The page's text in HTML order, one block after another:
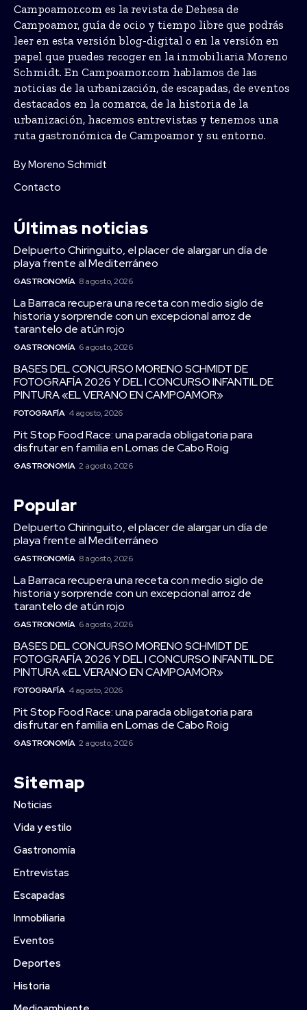
Campoamor.com es la revista de Dehesa de
Campoamor, guía de ocio y tiempo libre que podrás
leer en esta versión blog-digital o en la versión en
papel que puedes recoger en la inmobiliaria Moreno
Schmidt. En Campoamor.com hablamos de las
noticias de la urbanización, de escapadas, de eventos
destacados en la comarca, de la historia de la
urbanización, hacemos entrevistas y tenemos una
ruta gastronómica de Campoamor y su entorno.
By Moreno Schmidt
Contacto
Últimas noticias
Delpuerto Chiringuito, el placer de alargar un día de
playa frente al Mediterráneo
GASTRONOMÍA 8 agosto, 2026
La Barraca recupera una receta con medio siglo de
historia y sorprende con un excepcional arroz de
tarantelo de atún rojo
GASTRONOMÍA 6 agosto, 2026
BASES DEL CONCURSO MORENO SCHMIDT DE
FOTOGRAFÍA 2026 Y DEL I CONCURSO INFANTIL DE
PINTURA «EL VERANO EN CAMPOAMOR»
FOTOGRAFÍA 4 agosto, 2026
Pit Stop Food Race: una parada obligatoria para
disfrutar en familia en Lomas de Cabo Roig
GASTRONOMÍA 2 agosto, 2026
Popular
Delpuerto Chiringuito, el placer de alargar un día de
playa frente al Mediterráneo
GASTRONOMÍA 8 agosto, 2026
La Barraca recupera una receta con medio siglo de
historia y sorprende con un excepcional arroz de
tarantelo de atún rojo
GASTRONOMÍA 6 agosto, 2026
BASES DEL CONCURSO MORENO SCHMIDT DE
FOTOGRAFÍA 2026 Y DEL I CONCURSO INFANTIL DE
PINTURA «EL VERANO EN CAMPOAMOR»
FOTOGRAFÍA 4 agosto, 2026
Pit Stop Food Race: una parada obligatoria para
disfrutar en familia en Lomas de Cabo Roig
GASTRONOMÍA 2 agosto, 2026
Sitemap
Noticias
Vida y estilo
Gastronomía
Entrevistas
Escapadas
Inmobiliaria
Eventos
Deportes
Historia